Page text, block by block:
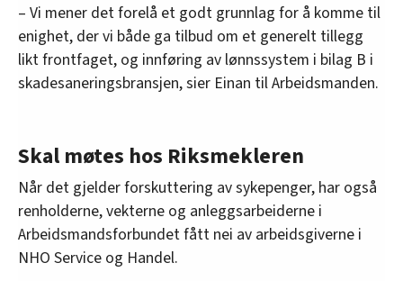
– Vi mener det forelå et godt grunnlag for å komme til
enighet, der vi både ga tilbud om et generelt tillegg
likt frontfaget, og innføring av lønnssystem i bilag B i
skadesaneringsbransjen, sier Einan til Arbeidsmanden.
Skal møtes hos Riksmekleren
Når det gjelder forskuttering av sykepenger, har også
renholderne, vekterne og anleggsarbeiderne i
Arbeidsmandsforbundet fått nei av arbeidsgiverne i
NHO Service og Handel.